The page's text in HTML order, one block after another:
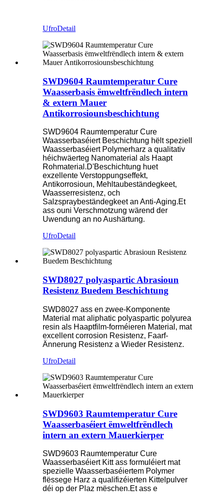
UfroDetail
SWD9604 Raumtemperatur Cure
Waasserbasis ëmweltfrëndlech intern
& extern Mauer
Antikorrosiounsbeschichtung
SWD9604 Raumtemperatur Cure
Waasserbaséiert Beschichtung hëlt speziell
Waasserbaséiert Polymerharz a qualitativ
héichwäerteg Nanomaterial als Haapt
Rohmaterial.D'Beschichtung huet
exzellente Verstoppungseffekt,
Antikorrosioun, Mehltaubeständegkeet,
Waasserresistenz, och
Salzspraybeständegkeet an Anti-Aging.Et
ass ouni Verschmotzung wärend der
Uwendung an no Aushärtung.
UfroDetail
SWD8027 polyaspartic Abrasioun
Resistenz Buedem Beschichtung
SWD8027 ass en zwee-Komponente
Material mat aliphatic polyaspartic polyurea
resin als Haaptfilm-forméieren Material, mat
excellent corrosion Resistenz, Faarf-
Ännerung Resistenz a Wieder Resistenz.
UfroDetail
SWD9603 Raumtemperatur Cure
Waasserbaséiert ëmweltfrëndlech
intern an extern Mauerkierper
SWD9603 Raumtemperatur Cure
Waasserbaséiert Kitt ass formuléiert mat
spezielle Waasserbaséiertem Polymer
flëssege Harz a qualifizéierten Kittelpulver
déi op der Plaz mëschen.Et ass e